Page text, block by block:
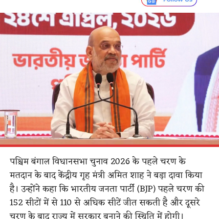
पश्चिम बंगाल विधानसभा चुनाव 2026 के पहले चरण के
मतदान के बाद केंद्रीय गृह मंत्री अमित शाह ने बड़ा दावा किया
है। उन्होंने कहा कि भारतीय जनता पार्टी (BJP) पहले चरण की
152 सीटों में से 110 से अधिक सीटें जीत सकती है और दूसरे